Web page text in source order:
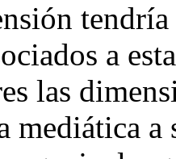
a
las
mediática a